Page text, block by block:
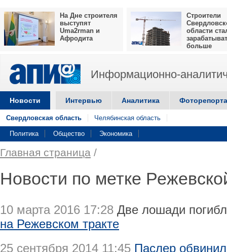
На Дне строителя
выступят
Uma2rman и
Афродита
Строители
области
больше
Информационно-
Новости Интервью Аналитика
Свердловская область Челябинская область
Политика Общество Экономика
Главная страница /
Новости по метке
10 марта 2016 17:28 Две лошади
на Режевском тракте
25 сентября 2014 11:45 Паслер